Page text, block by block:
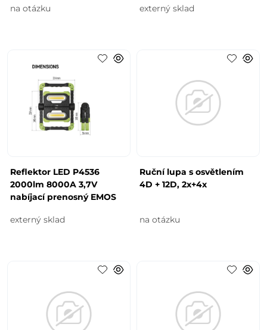
na otázku externý sklad
Reflektor LED P4536
2000lm 8000A 3,7V
nabíjací prenosný EMOS
externý sklad
Ruční lupa s osvětlením
4D + 12D, 2x+4x
na otázku